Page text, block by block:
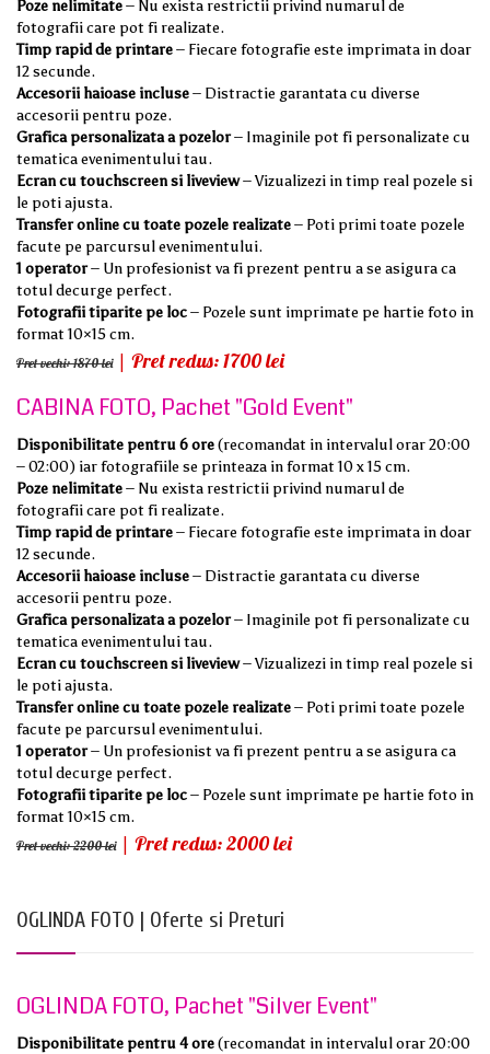
Poze nelimitate– Nu exista restrictii privind numarul de
fotografii care pot fi realizate.
Timp rapid de printare– Fiecare fotografie este imprimata in doar
12 secunde.
Accesorii haioase incluse– Distractie garantata cu diverse
accesorii pentru poze.
Grafica personalizata a pozelor– Imaginile pot fi personalizate cu
tematica evenimentului tau.
Ecran cu touchscreen si liveview– Vizualizezi in timp real pozele si
le poti ajusta.
Transfer online cu toate pozele realizate– Poti primi toate pozele
facute pe parcursul evenimentului.
1 operator– Un profesionist va fi prezent pentru a se asigura ca
totul decurge perfect.
Fotografii tiparite pe loc– Pozele sunt imprimate pe hartie foto in
format 10×15 cm.
Pret vechi: 1870 lei| Pret redus: 1700 lei
CABINA FOTO, Pachet "Gold Event"
Disponibilitate pentru 6 ore(recomandat in intervalul orar 20:00
– 02:00) iar fotografiile se printeaza in format 10 x 15 cm.
Poze nelimitate– Nu exista restrictii privind numarul de
fotografii care pot fi realizate.
Timp rapid de printare– Fiecare fotografie este imprimata in doar
12 secunde.
Accesorii haioase incluse– Distractie garantata cu diverse
accesorii pentru poze.
Grafica personalizata a pozelor– Imaginile pot fi personalizate cu
tematica evenimentului tau.
Ecran cu touchscreen si liveview– Vizualizezi in timp real pozele si
le poti ajusta.
Transfer online cu toate pozele realizate– Poti primi toate pozele
facute pe parcursul evenimentului.
1 operator– Un profesionist va fi prezent pentru a se asigura ca
totul decurge perfect.
Fotografii tiparite pe loc– Pozele sunt imprimate pe hartie foto in
format 10×15 cm.
Pret vechi: 2200 lei| Pret redus: 2000 lei
OGLINDA FOTO | Oferte si Preturi
OGLINDA FOTO, Pachet "Silver Event"
Disponibilitate pentru 4 ore(recomandat in intervalul orar 20:00